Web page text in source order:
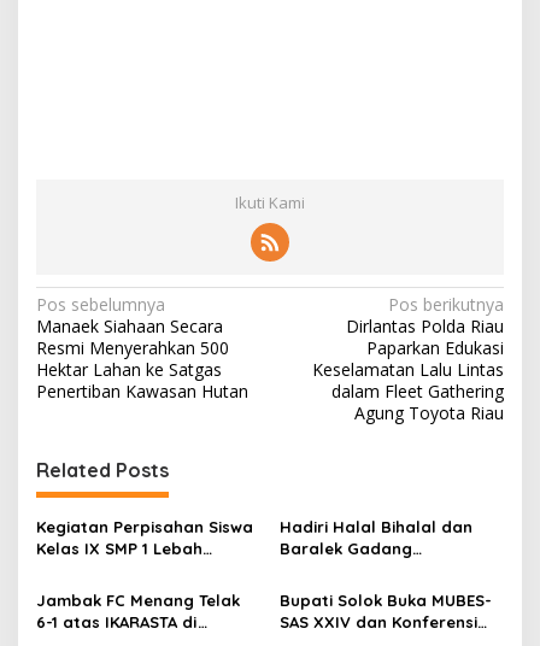
Ikuti Kami
N
a
v
i
a
s
i
o
Pos sebelumnya
Manaek Siahaan Secara
Resmi Menyerahkan 500
Hektar Lahan ke Satgas
Penertiban Kawasan Hutan
Pos berikutnya
Dirlantas Polda Riau
Paparkan Edukasi
Keselamatan Lalu Lintas
dalam Fleet Gathering
Agung Toyota Riau
Related Posts
Kegiatan Perpisahan Siswa
Kelas IX SMP 1 Lebah
Pila Alahan Panjang Menuai
Sorotan Tajam
Hadiri Halal Bihalal dan
Baralek Gadang
Tangah, Bupati Solok
Sekaligus Meresmikan
Menara Masjid Nurul Iman
Jambak FC Menang Telak
6-1 atas IKARASTA di
Bupati Solok Buka MUBES-
SAS XXIV dan Konferensi